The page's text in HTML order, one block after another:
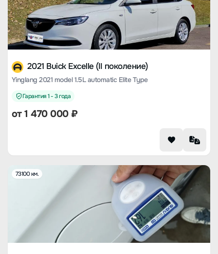
2021 Buick Excelle (II поколение)
Yinglang 2021 model 1.5L automatic Elite Type
Гарантия 1 - 3 года
от1 470 000₽
73100 км.